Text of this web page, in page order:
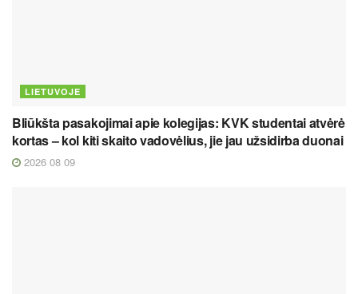
LIETUVOJE
Bliūkšta pasakojimai apie kolegijas: KVK studentai atvėrė
kortas – kol kiti skaito vadovėlius, jie jau užsidirba duonai
2026 08 09